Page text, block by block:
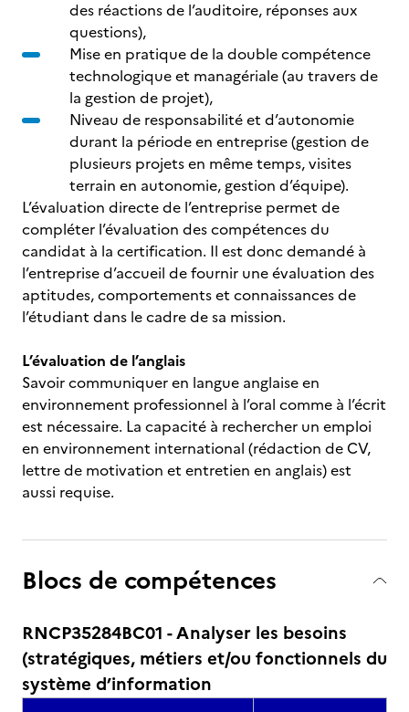
des réactions de l’auditoire, réponses aux
questions),
Mise en pratique de la double compétence
technologique et managériale (au travers de
la gestion de projet),
Niveau de responsabilité et d’autonomie
durant la période en entreprise (gestion de
plusieurs projets en même temps, visites
terrain en autonomie, gestion d’équipe).
L’évaluation directe de l’entreprise permet de
compléter l’évaluation des compétences du
candidat à la certification. Il est donc demandé à
l’entreprise d’accueil de fournir une évaluation des
aptitudes, comportements et connaissances de
l’étudiant dans le cadre de sa mission.
L’évaluation de l’anglais
Savoir communiquer en langue anglaise en
environnement professionnel à l’oral comme à l’écrit
est nécessaire. La capacité à rechercher un emploi
en environnement international (rédaction de CV,
lettre de motivation et entretien en anglais) est
aussi requise.
Blocs de compétences
RNCP35284BC01 - Analyser les besoins
(stratégiques, métiers et/ou fonctionnels du
système d’information